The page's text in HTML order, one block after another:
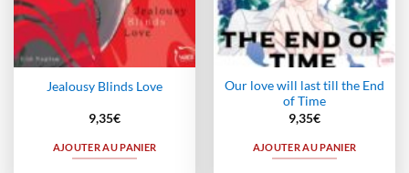
Jealousy Blinds Love
9,35€
AJOUTER AU PANIER
Our love will last till the End
of Time
9,35€
AJOUTER AU PANIER